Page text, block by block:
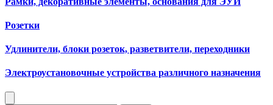
Розетки
Удлинители, блоки розеток, разветвители, переходники
Электроустановочные устройства различного назначения